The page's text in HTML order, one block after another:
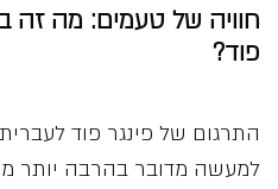
חוויה של טעמים: מה זה
פוד?
התרגום של פינגר פוד
למעשה מדובר בהרבה יותר